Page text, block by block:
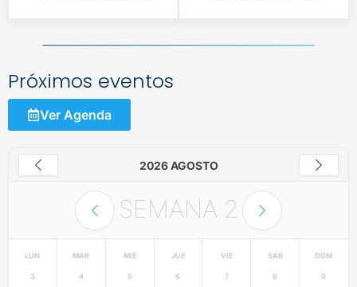
Próximos eventos
Ver Agenda
2026 AGOSTO
SEMANA 2
LUN
3
MAR
4
MIÉ
5
JUE
6
VIE
7
SÁB
8
DOM
9